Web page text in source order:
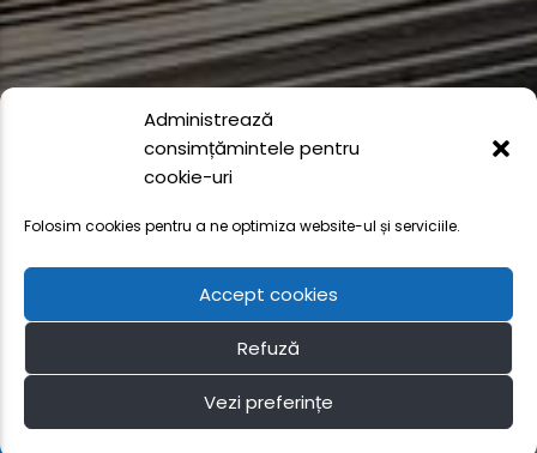
Administrează
consimțămintele pentru
cookie-uri
Folosim cookies pentru a ne optimiza website-ul și serviciile.
Accept cookies
Refuză
Vezi preferințe
© 2024 Toate drepturile rezervate Supersonic Radio
COD DEONTOLOGIC ARCA
POLITICA DE CONFIDENȚIALITATE
SMS & WHATSAPP
PRELUCRARE IMAGINI EVENIMENTE
FAQ
DATE FURNIZOR SERVICII